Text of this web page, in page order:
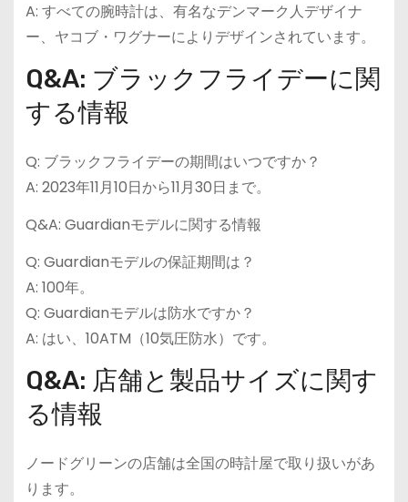
A: すべての腕時計は、有名なデンマーク人デザイナ
ー、ヤコブ・ワグナーによりデザインされています。
Q&A: ブラックフライデーに関
する情報
Q: ブラックフライデーの期間はいつですか？
A: 2023年11月10日から11月30日まで。
Q&A: Guardianモデルに関する情報
Q: Guardianモデルの保証期間は？
A: 100年。
Q: Guardianモデルは防水ですか？
A: はい、10ATM（10気圧防水）です。
Q&A: 店舗と製品サイズに関す
る情報
ノードグリーンの店舗は全国の時計屋で取り扱いがあ
ります。